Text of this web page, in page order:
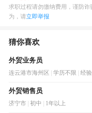
求职过程请勿缴纳费用，谨防
为，请立即举报
猜你喜欢
外贸业务员
连云港市海州区 学历不限 经
外贸销售员
济宁市 初中 1年以上